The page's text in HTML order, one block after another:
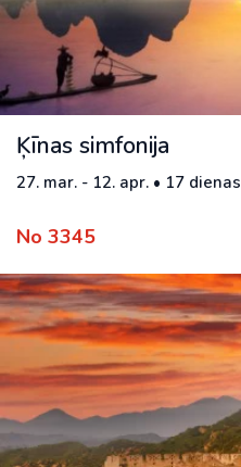
Ķīnas simfonija
27. mar. - 12. apr. • 17 dienas
No 3345